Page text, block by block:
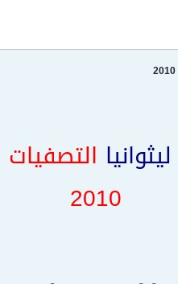
ليثوانيا
2010